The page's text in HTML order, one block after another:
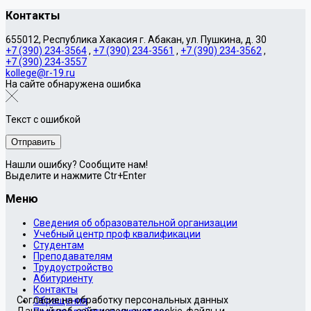
Контакты
655012, Республика Хакасия г. Абакан, ул. Пушкина, д. 30
+7 (390) 234-3564, +7 (390) 234-3561 , +7 (390) 234-3562 ,
+7 (390) 234-3557
kollege@r-19.ru
На сайте обнаружена ошибка
Текст с ошибкой
Нашли ошибку? Сообщите нам!
Выделите и нажмите Ctr+Enter
Меню
Сведения об образовательной организации
Учебный центр проф квалификации
Студентам
Преподавателям
Трудоустройство
Абитуриенту
Контакты
Обращения
Согласие на обработку персональных данных